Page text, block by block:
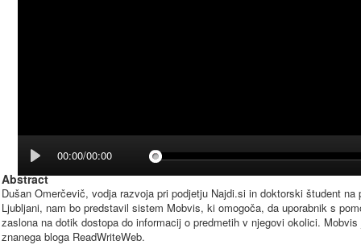
00:00/00:00
Abstract
Dušan Omerčevič, vodja razvoja pri podjetju Najdi.si in doktorski študent
Ljubljani, nam bo predstavil sistem Mobvis, ki omogoča, da uporabnik s
zaslona na dotik dostopa do informacij o predmetih v njegovi okolici.
znanega bloga ReadWriteWeb.